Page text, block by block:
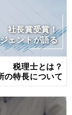
社長賞受賞！
ェントが語る
税理士とは？
の特長について